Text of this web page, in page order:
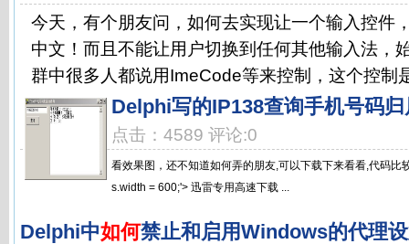
今天，有个朋友问，如何去实现让一个输入控件
中文！而且不能让用户切换到任何其他输入法，
群中很多人都说用ImeCode等来控制，这个控制
Delphi写的IP138查询手机号码
点击：4589 评论:0
看效果图，还不知道如何弄的朋友,可以下载下来看看,代码比
s.width = 600;'> 迅雷专用高速下载 ...
Delphi中如何禁止和启用Windows的代理